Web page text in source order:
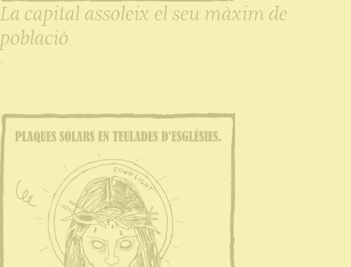
La capital assoleix el seu màxim de
població
-